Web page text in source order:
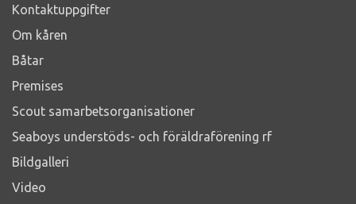
Kontaktuppgifter
Om kåren
Båtar
Premises
Scout samarbetsorganisationer
Seaboys understöds- och föräldraförening rf
Bildgalleri
Video